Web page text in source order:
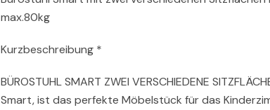
max.80kg
Kurzbeschreibung *
BÜROSTUHL SMART ZWEI VERSCHIEDENE
Smart, ist das perfekte Möbelstück für das